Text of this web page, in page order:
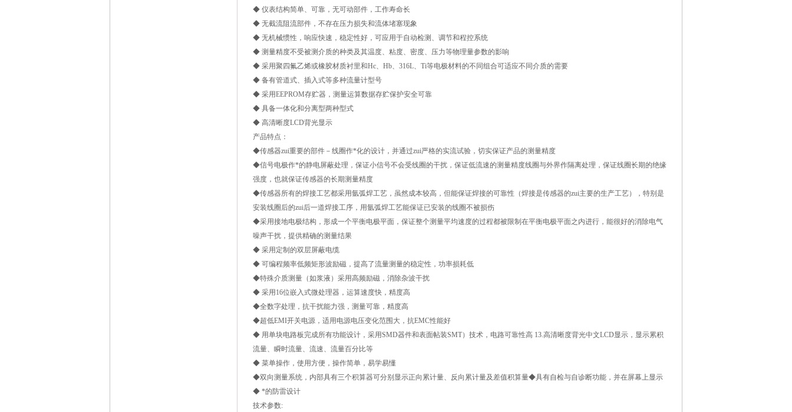
◆ 仪表结构简单、可靠，无可动部件，工作寿命长
◆ 无截流阻流部件，不存在压力损失和流体堵塞现象
◆ 无机械惯性，响应快速，稳定性好，可应用于自动检测、调节和程控系统
◆ 测量精度不受被测介质的种类及其温度、粘度、密度、压力等物理量参数的影响
◆ 采用聚四氟乙烯或橡胶材质衬里和Hc、Hb、316L、Ti等电极材料的不同组合可适应不同介质的需要
◆ 备有管道式、插入式等多种流量计型号
◆ 采用EEPROM存贮器，测量运算数据存贮保护安全可靠
◆ 具备一体化和分离型两种型式
◆ 高清晰度LCD背光显示
产品特点：
◆传感器zui重要的部件－线圈作*化的设计，并通过zui严格的实流试验，切实保证产品的测量精度
◆信号电极作*的静电屏蔽处理，保证小信号不会受线圈的干扰，保证低流速的测量精度线圈与外界作隔离处理，保证线圈长期的绝缘
强度，也就保证传感器的长期测量精度
◆传感器所有的焊接工艺都采用氩弧焊工艺，虽然成本较高，但能保证焊接的可靠性（焊接是传感器的zui主要的生产工艺），特别是
安装线圈后的zui后一道焊接工序，用氩弧焊工艺能保证已安装的线圈不被损伤
◆采用接地电极结构，形成一个平衡电极平面，保证整个测量平均速度的过程都被限制在平衡电极平面之内进行，能很好的消除电气
噪声干扰，提供精确的测量结果
◆ 采用定制的双层屏蔽电缆
◆ 可编程频率低频矩形波励磁，提高了流量测量的稳定性，功率损耗低
◆特殊介质测量（如浆液）采用高频励磁，消除杂波干扰
◆ 采用16位嵌入式微处理器，运算速度快，精度高
◆全数字处理，抗干扰能力强，测量可靠，精度高
◆超低EMI开关电源，适用电源电压变化范围大，抗EMC性能好
◆ 用单块电路板完成所有功能设计，采用SMD器件和表面帖装SMT）技术，电路可靠性高 13.高清晰度背光中文LCD显示，显示累积
流量、瞬时流量、流速、流量百分比等
◆ 菜单操作，使用方便，操作简单，易学易懂
◆双向测量系统，内部具有三个积算器可分别显示正向累计量、反向累计量及差值积算量◆具有自检与自诊断功能，并在屏幕上显示
◆ *的防雷设计
技术参数: